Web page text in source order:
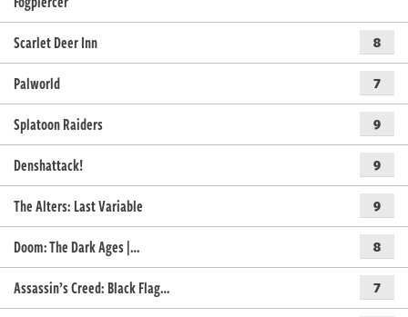
Scarlet Deer Inn
8
Palworld 7
Splatoon Raiders 9
Denshattack! 9
The Alters: Last Variable 9
Doom: The Dark Ages |… 8
Assassin’s Creed: Black Flag… 7